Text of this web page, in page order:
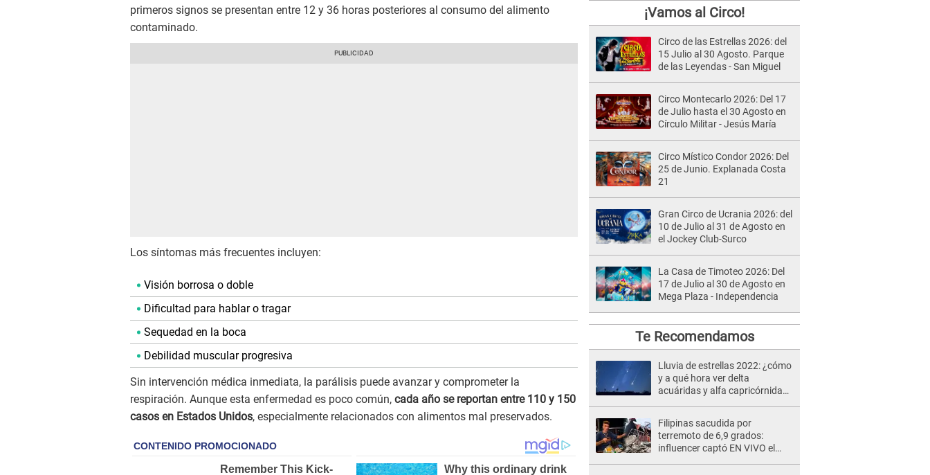
primeros signos se presentan entre 12 y 36 horas posteriores al consumo del alimento
contaminado.
Los síntomas más frecuentes incluyen:
Visión borrosa o doble
Dificultad para hablar o tragar
Sequedad en la boca
Debilidad muscular progresiva
Sin intervención médica inmediata, la parálisis puede avanzar y comprometer la
respiración. Aunque esta enfermedad es poco común, cada año se reportan entre 110 y 150
casos en Estados Unidos, especialmente relacionados con alimentos mal preservados.
¡Vamos al Circo!
Circo de las Estrellas 2026: del
15 Julio al 30 Agosto. Parque
de las Leyendas - San Miguel
Circo Montecarlo 2026: Del 17
de Julio hasta el 30 Agosto en
Círculo Militar - Jesús María
Circo Místico Condor 2026: Del
25 de Junio. Explanada Costa
21
Gran Circo de Ucrania 2026: del
10 de Julio al 31 de Agosto en
el Jockey Club-Surco
La Casa de Timoteo 2026: Del
17 de Julio al 30 de Agosto en
Mega Plaza - Independencia
Te Recomendamos
Lluvia de estrellas 2022: ¿cómo
y a qué hora ver delta
acuáridas y alfa capricórnidas
Filipinas sacudida por
terremoto de 6,9 grados:
influencer captó EN VIVO el